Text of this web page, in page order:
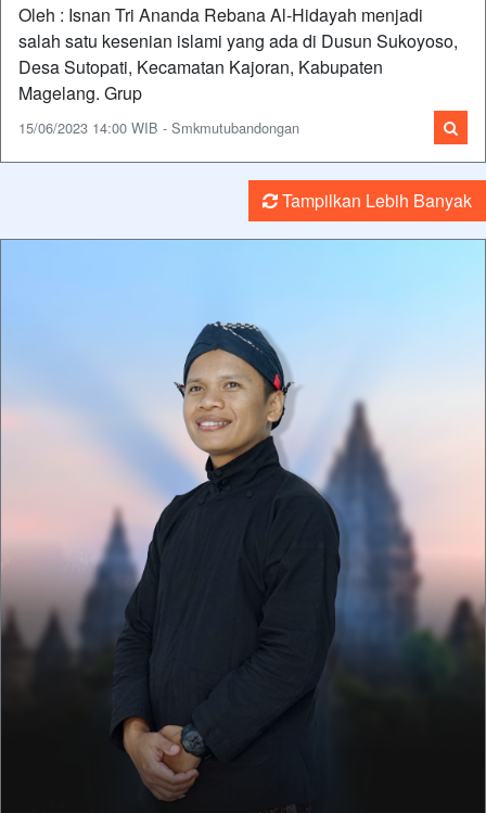
Oleh : Isnan Tri Ananda Rebana Al-Hidayah menjadi
salah satu kesenian islami yang ada di Dusun Sukoyoso,
Desa Sutopati, Kecamatan Kajoran, Kabupaten
Magelang. Grup
15/06/2023 14:00 WIB - Smkmutubandongan
Tampilkan Lebih Banyak